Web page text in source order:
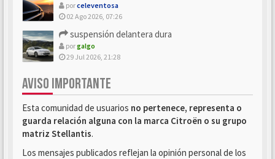
porceleventosa
02 Ago 2026, 07:26
suspensión delantera dura
porgalgo
29 Jul 2026, 21:28
AVISO IMPORTANTE
Esta comunidad de usuarios no pertenece, representa o
guarda relación alguna con la marca Citroën o su grupo
matriz Stellantis.
Los mensajes publicados reflejan la opinión personal de los